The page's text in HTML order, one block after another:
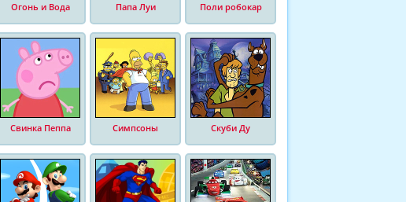
Огонь и Вода Папа Луи Поли робокар
Свинка Пеппа Симпсоны Скуби Ду